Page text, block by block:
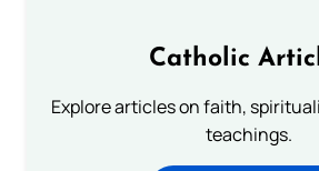
Catholic
Explore articles on faith,
teachings.